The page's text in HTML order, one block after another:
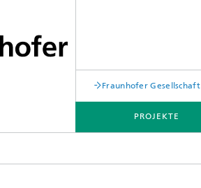
Fraunhofer Gesellschaft
PROJEKTE